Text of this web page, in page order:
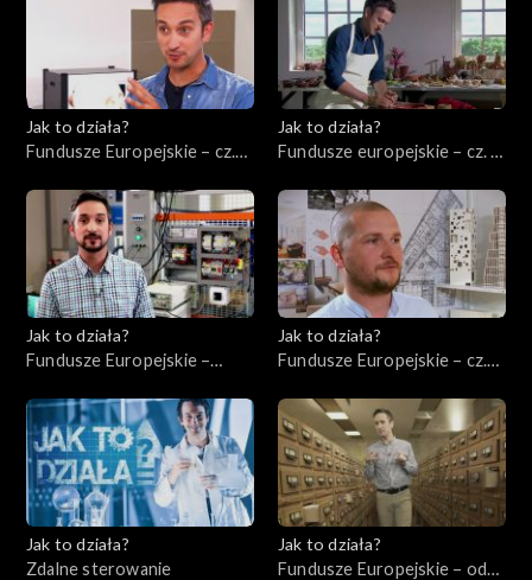
Jak to działa?
Fundusze Europejskie – cz.
Jak to działa?
Fundusze europejskie – cz. 5,
Jak to działa?
Fundusze Europejskie –
Jak to działa?
Fundusze Europejskie – cz.
Jak to działa?
Zdalne sterowanie
Jak to działa?
Fundusze Europejskie – odc.